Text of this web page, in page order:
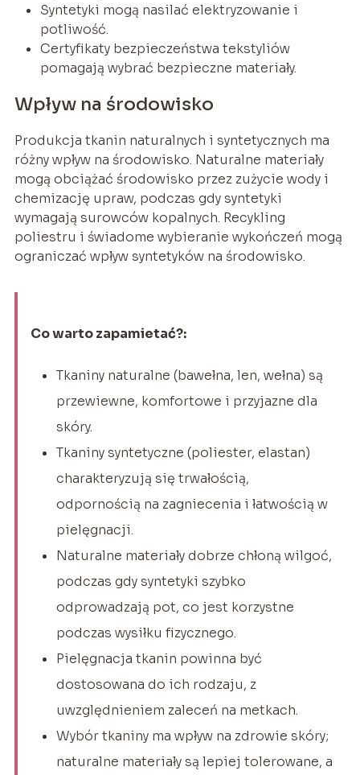
Syntetyki mogą nasilać elektryzowanie i
potliwość.
Certyfikaty bezpieczeństwa tekstyliów
pomagają wybrać bezpieczne materiały.
Wpływ na środowisko
Produkcja tkanin naturalnych i syntetycznych ma
różny wpływ na środowisko. Naturalne materiały
mogą obciążać środowisko przez zużycie wody i
chemizację upraw, podczas gdy syntetyki
wymagają surowców kopalnych. Recykling
poliestru i świadome wybieranie wykończeń mogą
ograniczać wpływ syntetyków na środowisko.
Co warto zapamietać?:
Tkaniny naturalne (bawełna, len, wełna) są
przewiewne, komfortowe i przyjazne dla
skóry.
Tkaniny syntetyczne (poliester, elastan)
charakteryzują się trwałością,
odpornością na zagniecenia i łatwością w
pielęgnacji.
Naturalne materiały dobrze chłoną wilgoć,
podczas gdy syntetyki szybko
odprowadzają pot, co jest korzystne
podczas wysiłku fizycznego.
Pielęgnacja tkanin powinna być
dostosowana do ich rodzaju, z
uwzględnieniem zaleceń na metkach.
Wybór tkaniny ma wpływ na zdrowie skóry;
naturalne materiały są lepiej tolerowane, a